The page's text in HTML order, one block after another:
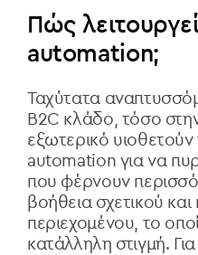
Πώς
automation;
Ταχύτατα
B2C κλάδο, τόσο
εξωτερικό
automation για να
που φέρνουν
βοήθεια σχετικού
περιεχομένου, το
κατάλληλη στιγμή.